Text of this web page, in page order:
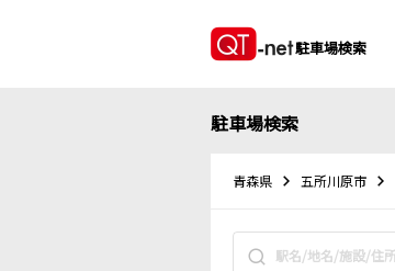
駐車場検索
駐車場検索
青森県 五所川原市